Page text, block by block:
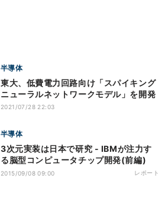
半導体
東大、低費電力回路向け「スパイキング
ニューラルネットワークモデル」を開発
2021/07/28 22:03
半導体
3次元実装は日本で研究 - IBMが注力す
る脳型コンピュータチップ開発(前編)
2015/09/08 09:00 レポート